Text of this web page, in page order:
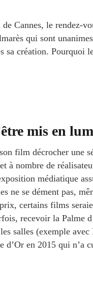
Cannes, le rendez-
qui sont
sa création. Pourquoi
mis en
film décrocher une
à nombre de
médiatique
ne se dément pas,
certains films
recevoir la Palme
salles (exemple
d’Or en 2015 qui n’a